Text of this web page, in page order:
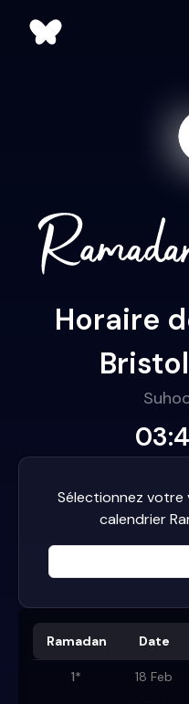
Horaire
Sélectionnez votre
calendrier
Ramadan Date
1* 18 Feb